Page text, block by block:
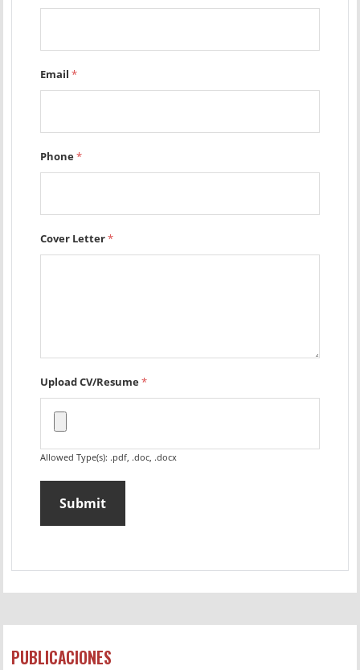
Email*
Phone*
Cover Letter*
Upload CV/Resume*
Allowed Type(s): .pdf, .doc, .docx
PUBLICACIONES